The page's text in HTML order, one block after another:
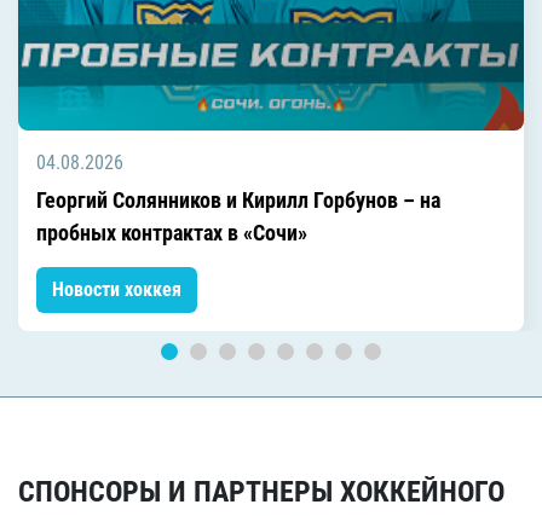
04.08.2026
Георгий Солянников и Кирилл Горбунов – на
пробных контрактах в «Сочи»
Новости хоккея
СПОНСОРЫ И ПАРТНЕРЫ ХОККЕЙНОГО